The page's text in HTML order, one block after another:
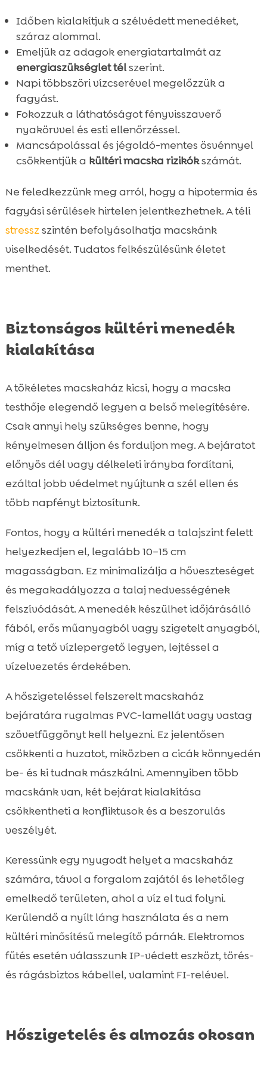
Időben kialakítjuk a szélvédett menedéket,
száraz alommal.
Emeljük az adagok energiatartalmát az
energiaszükséglet télszerint.
Napi többszöri vízcserével megelőzzük a
fagyást.
Fokozzuk a láthatóságot fényvisszaverő
nyakörvvel és esti ellenőrzéssel.
Mancsápolással és jégoldó-mentes ösvénnyel
csökkentjük a kültéri macska rizikókszámát.
Ne feledkezzünk meg arról, hogy a hipotermia és
fagyási sérülések hirtelen jelentkezhetnek. A téli
stresszszintén befolyásolhatja macskánk
viselkedését. Tudatos felkészülésünk életet
menthet.
Biztonságos kültéri menedék
kialakítása
A tökéletes macskaház kicsi, hogy a macska
testhője elegendő legyen a belső melegítésére.
Csak annyi hely szükséges benne, hogy
kényelmesen álljon és forduljon meg. A bejáratot
előnyös dél vagy délkeleti irányba fordítani,
ezáltal jobb védelmet nyújtunk a szél ellen és
több napfényt biztosítunk.
Fontos, hogy a kültéri menedék a talajszint felett
helyezkedjen el, legalább 10–15 cm
magasságban. Ez minimalizálja a hőveszteséget
és megakadályozza a talaj nedvességének
felszívódását. A menedék készülhet időjárásálló
fából, erős műanyagból vagy szigetelt anyagból,
míg a tető vízlepergető legyen, lejtéssel a
vízelvezetés érdekében.
A hőszigeteléssel felszerelt macskaház
bejáratára rugalmas PVC-lamellát vagy vastag
szövetfüggönyt kell helyezni. Ez jelentősen
csökkenti a huzatot, miközben a cicák könnyedén
be- és ki tudnak mászkálni. Amennyiben több
macskánk van, két bejárat kialakítása
csökkentheti a konfliktusok és a beszorulás
veszélyét.
Keressünk egy nyugodt helyet a macskaház
számára, távol a forgalom zajától és lehetőleg
emelkedő területen, ahol a víz el tud folyni.
Kerülendő a nyílt láng használata és a nem
kültéri minősítésű melegítő párnák. Elektromos
fűtés esetén válasszunk IP-védett eszközt, törés-
és rágásbiztos kábellel, valamint FI-relével.
Hőszigetelés és almozás okosan